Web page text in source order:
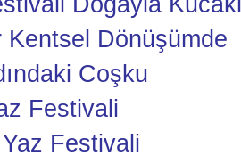
Kentsel Dönüşümde
Coşku
Festivali
Festivali